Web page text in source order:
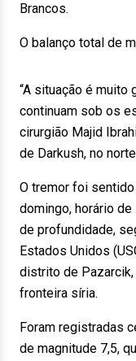
Brancos.
O balanço total de
“A situação é muito
continuam sob os
cirurgião Majid
de Darkush, no
O tremor foi
domingo, horário
de profundidade,
Estados Unidos
distrito de Pazarcik,
fronteira síria.
Foram registradas
de magnitude 7,5,